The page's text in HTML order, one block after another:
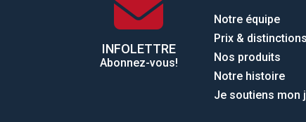
INFOLETTRE
Abonnez-vous!
Notre équipe
Prix & distinctions
Nos produits
Notre histoire
Je soutiens mon